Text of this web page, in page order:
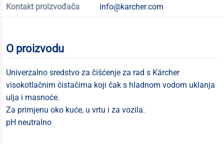
Kontakt proizvođača info@karcher.com
O proizvodu
Univerzalno sredstvo za čišćenje za rad s Kärcher
visokotlačnim čistačima koji čak s hladnom vodom uklanja
ulja i masnoće.
Za primjenu oko kuće, u vrtu i za vozila.
pH neutralno